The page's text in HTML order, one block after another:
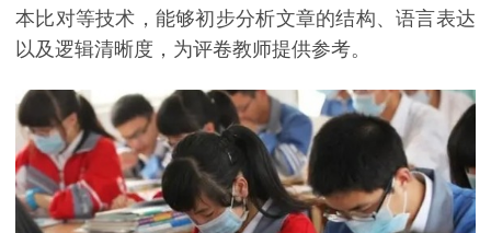
本比对等技术，能够初步分析文章的结构、语言表达
以及逻辑清晰度，为评卷教师提供参考。